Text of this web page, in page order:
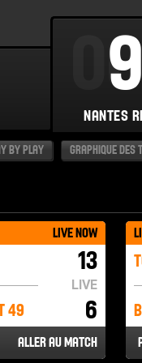
NANTES
BY PLAY GRAPHIQUE DES
LIVE NOW
13
LIVE
49 6
ALLER AU MATCH